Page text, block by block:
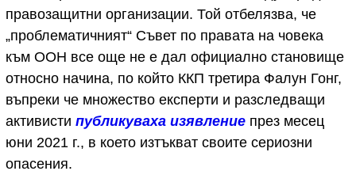
правозащитни организации. Той отбелязва, че
„проблематичният“ Съвет по правата на човека
към ООН все още не е дал официално становище
относно начина, по който ККП третира Фалун Гонг,
въпреки че множество експерти и разследващи
активисти публикуваха изявление през месец
юни 2021 г., в което изтъкват своите сериозни
опасения.